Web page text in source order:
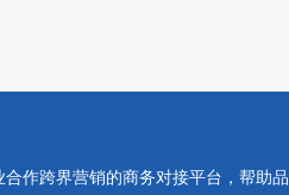
合作跨界营销的商务对接平台，帮助